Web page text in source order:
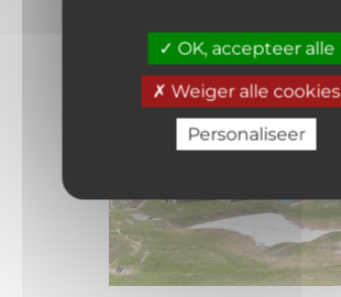
OK, accepteer alle
Weiger alle cookies
Personaliseer